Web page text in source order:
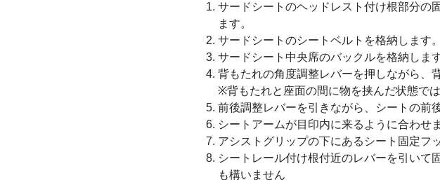
サードシートのヘッドレスト付け根部分の
ます。
サードシートのシートベルトを格納します。
サードシート中央席のバックルを格納しま
背もたれの角度調整レバーを押しながら、
※背もたれと座面の間に物を挟んだ状態で
前後調整レバーを引きながら、シートの前
シートアームが目印内に来るように合わせ
アシストグリップの下にあるシート固定フ
シートレール付け根付近のレバーを引い
も構いません